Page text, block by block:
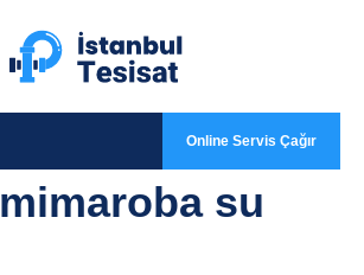
Online Servis Çağır
mimaroba su